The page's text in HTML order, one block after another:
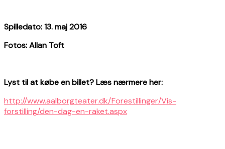
Spilledato: 13. maj 2016
Fotos: Allan Toft
Lyst til at købe en billet? Læs nærmere her:
http://www.aalborgteater.dk/Forestillinger/Vis-
forstilling/den-dag-en-raket.aspx